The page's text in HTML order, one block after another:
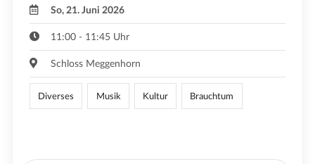
So, 21. Juni 2026
11:00 - 11:45 Uhr
Schloss Meggenhorn
Diverses Musik Kultur Brauchtum